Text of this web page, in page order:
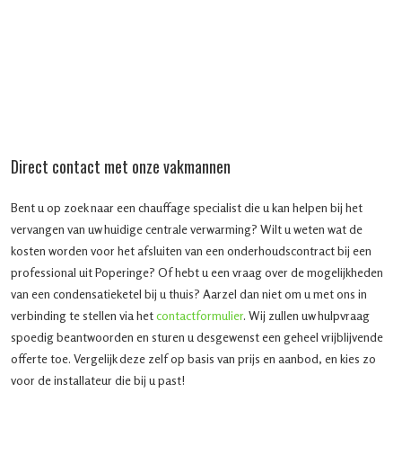
Direct contact met onze vakmannen
Bent u op zoek naar een chauffage specialist die u kan helpen bij het
vervangen van uw huidige centrale verwarming? Wilt u weten wat de
kosten worden voor het afsluiten van een onderhoudscontract bij een
professional uit Poperinge? Of hebt u een vraag over de mogelijkheden
van een condensatieketel bij u thuis? Aarzel dan niet om u met ons in
verbinding te stellen via hetcontactformulier. Wij zullen uw hulpvraag
spoedig beantwoorden en sturen u desgewenst een geheel vrijblijvende
offerte toe. Vergelijk deze zelf op basis van prijs en aanbod, en kies zo
voor de installateur die bij u past!